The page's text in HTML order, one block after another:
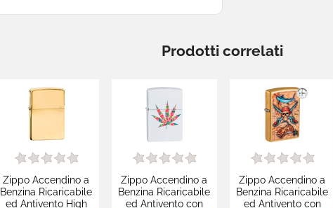
Prodotti correlati
Zippo Accendino a
Benzina Ricaricabile
ed Antivento High
Zippo Accendino a
Benzina Ricaricabile
ed Antivento con
Zippo Accendino a
Benzina Ricaricabile
ed Antivento con